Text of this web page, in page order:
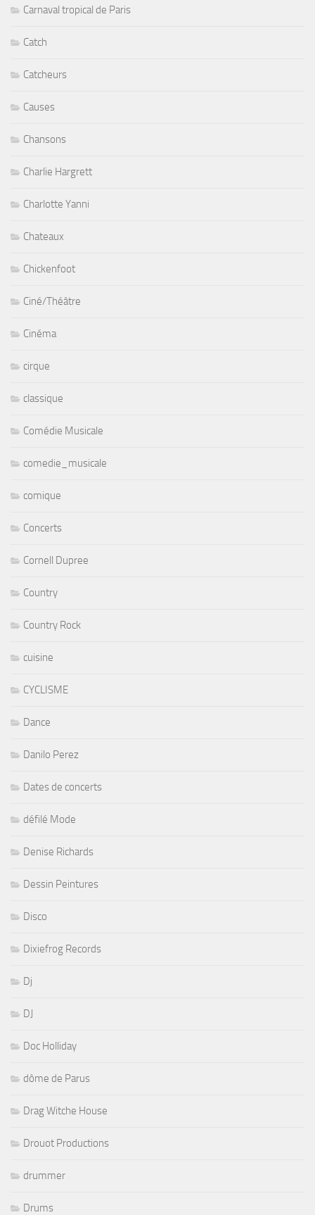
Carnaval tropical de Paris
Catch
Catcheurs
Causes
Chansons
Charlie Hargrett
Charlotte Yanni
Chateaux
Chickenfoot
Ciné/Théâtre
Cinéma
cirque
classique
Comédie Musicale
comedie_musicale
comique
Concerts
Cornell Dupree
Country
Country Rock
cuisine
CYCLISME
Dance
Danilo Perez
Dates de concerts
défilé Mode
Denise Richards
Dessin Peintures
Disco
Dixiefrog Records
Dj
DJ
Doc Holliday
dôme de Parus
Drag Witche House
Drouot Productions
drummer
Drums